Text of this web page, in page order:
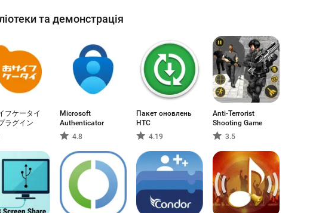
та демонстрація
フケータイ
ラグイン
Microsoft
Authenticator
4.8
Пакет оновлень
HTC
4.19
Anti-Terrorist
Shooting Game
3.5